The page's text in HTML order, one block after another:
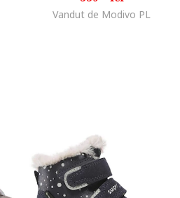
Vandut de Modivo PL